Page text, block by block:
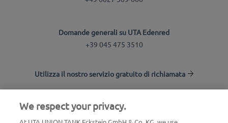
Domande generali su UTA Edenred
+39 045 475 3510
Utilizza il nostro servizio gratuito di richiamata
UTA Stationsfinder
We respect your privacy.